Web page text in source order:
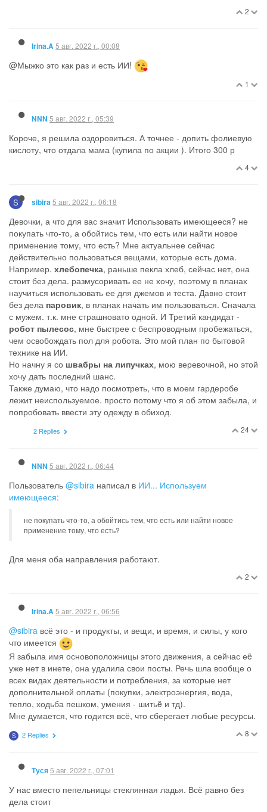
2
Irina.A5 авг. 2022 г., 00:08
@Мыжко это как раз и есть ИИ!
1
NNN 5 авг. 2022 г., 05:39
Короче, я решила оздоровиться. А точнее - допить фолиевую
кислоту, что отдала мама (купила по акции ). Итого 300 р
4
S sibira 5 авг. 2022 г., 06:18
Девочки, а что для вас значит Использовать имеющееся? не
покупать что-то, а обойтись тем, что есть или найти новое
применение тому, что есть? Мне актуальнее сейчас
действительно пользоваться вещами, которые есть дома.
Например. хлебопечка, раньше пекла хлеб, сейчас нет, она
стоит без дела. размусоривать ее не хочу, поэтому в планах
научиться использовать ее для джемов и теста. Давно стоит
без дела паровик, в планах начать им пользоваться. Сначала
с мужем. т.к. мне страшновато одной. И Третий кандидат -
робот пылесос, мне быстрее с беспроводным пробежаться,
чем освобождать пол для робота. Это мой план по бытовой
технике на ИИ.
Но начну я со швабры на липучках, мою веревочной, но этой
хочу дать последний шанс.
Также думаю, что надо посмотреть, что в моем гардеробе
лежит неиспользуемое. просто потому что я об этом забыла, и
попробовать ввести эту одежду в обиход.
24
2 Replies
NNN 5 авг. 2022 г., 06:44
Пользователь @sibira написал в ИИ... Используем
имеющееся:
не покупать что-то, а обойтись тем, что есть или найти новое
применение тому, что есть?
Для меня оба направления работают.
2
Irina.A5 авг. 2022 г., 06:56
@sibira всё это - и продукты, и вещи, и время, и силы, у кого
что имеется
Я забыла имя основоположницы этого движения, а сейчас еë
уже нет в инете, она удалила свои посты. Речь шла вообще о
всех видах деятельности и потребления, за которые нет
дополнительной оплаты (покупки, электроэнергия, вода,
тепло, ходьба пешком, умения - шитьë и тд).
Мне думается, что годится всё, что сберегает любые ресурсы.
8
S 2 Replies
Туся5 авг. 2022 г., 07:01
У нас вместо пепельницы стеклянная ладья. Всё равно без
дела стоит